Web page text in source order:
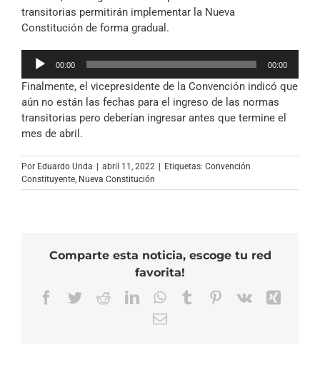
transitorias permitirán implementar la Nueva
Constitución de forma gradual.
Reproductor
audio
00:00 00:00
Finalmente, el vicepresidente de la Convención indicó que
aún no están las fechas para el ingreso de las normas
transitorias pero deberían ingresar antes que termine el
mes de abril.
Por Eduardo Unda abril 11, 2022 Etiquetas: Convención
Constituyente, Nueva Constitución
Comparte esta noticia, escoge tu red
favorita!
Facebook
TwitterRedditLinkedInWhatsApp
TumblrPinterest
Vk
Correo